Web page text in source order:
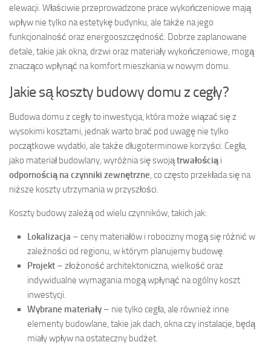
elewacji. Właściwie przeprowadzone prace wykończeniowe mają
wpływ nie tylko na estetykę budynku, ale także na jego
funkcjonalność oraz energooszczędność. Dobrze zaplanowane
detale, takie jak okna, drzwi oraz materiały wykończeniowe, mogą
znacząco wpłynąć na komfort mieszkania w nowym domu.
Jakie są koszty budowy domu z cegły?
Budowa domu z cegły to inwestycja, która może wiązać się z
wysokimi kosztami, jednak warto brać pod uwagę nie tylko
początkowe wydatki, ale także długoterminowe korzyści. Cegła,
jako materiał budowlany, wyróżnia się swojątrwałościąi
odpornością na czynniki zewnętrzne, co często przekłada się na
niższe koszty utrzymania w przyszłości.
Koszty budowy zależą od wielu czynników, takich jak:
Lokalizacja – ceny materiałów i robocizny mogą się różnić w
zależności od regionu, w którym planujemy budowę.
Projekt – złożoność architektoniczna, wielkość oraz
indywidualne wymagania mogą wpłynąć na ogólny koszt
inwestycji.
Wybrane materiały – nie tylko cegła, ale również inne
elementy budowlane, takie jak dach, okna czy instalacje, będą
miały wpływ na ostateczny budżet.